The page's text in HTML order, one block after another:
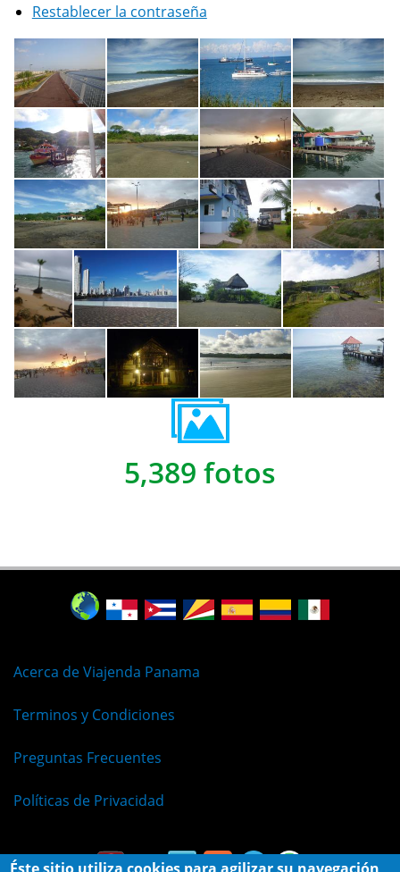
Restablecer la contraseña
5,389 fotos
Acerca de Viajenda Panama
Terminos y Condiciones
Preguntas Frecuentes
Políticas de Privacidad